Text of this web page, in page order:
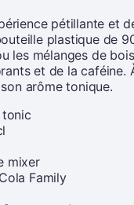
pétillante et
plastique de
les mélanges de
et de la
arôme tonique.
tonic
mixer
Family